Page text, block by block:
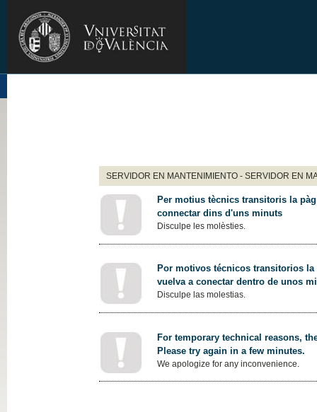
SERVIDOR EN MANTENIMIENTO - SERVIDOR EN
Per motius tècnics transitoris la
connectar dins d'uns minuts
Disculpe les molèsties.
Por motivos técnicos transitorios
vuelva a conectar dentro de unos
Disculpe las molestias.
For temporary technical reasons,
Please try again in a few minutes.
We apologize for any inconvenience.